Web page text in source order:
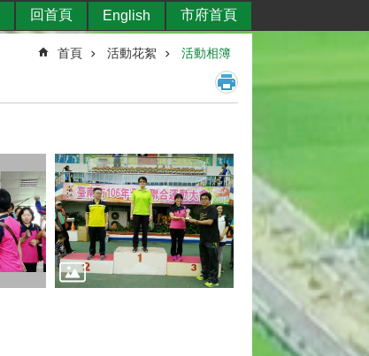
回首頁 English 市府首頁
首頁 活動花絮 活動相簿